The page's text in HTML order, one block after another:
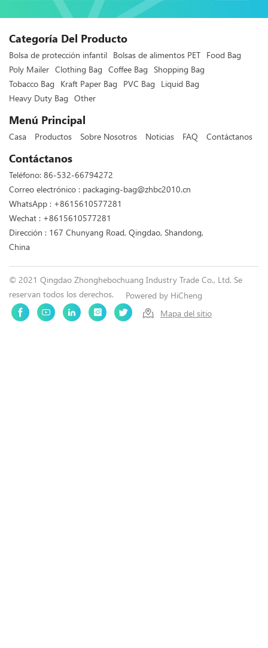
Categoría Del Producto
Bolsa de protección infantil Bolsas de alimentos PET
Food Bag
Poly Mailer
Clothing Bag Coffee Bag
Shopping Bag
Tobacco Bag
Kraft Paper Bag PVC Bag
Liquid Bag
Heavy Duty Bag
Other
Menú Principal
Casa Productos Sobre Nosotros Noticias FAQ Contáctanos
Contáctanos
Teléfono: 86-532-66794272
Correo electrónico : packaging-bag@zhbc2010.cn
WhatsApp : +8615610577281
Wechat : +8615610577281
Dirección : 167 Chunyang Road, Qingdao, Shandong,
China
© 2021 Qingdao Zhonghebochuang Industry Trade Co., Ltd. Se
reservan todos los derechos.
Powered by HiCheng
Mapa del sitio